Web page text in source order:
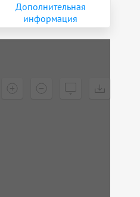
Дополнительная
информация